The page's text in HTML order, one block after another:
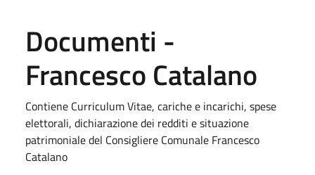
Documenti -
Francesco Catalano
Contiene Curriculum Vitae, cariche e incarichi, spese
elettorali, dichiarazione dei redditi e situazione
patrimoniale del Consigliere Comunale Francesco
Catalano